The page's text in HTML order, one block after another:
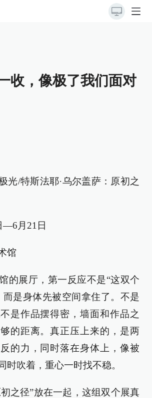
收，像极了我们面对
光/特斯法耶·乌尔盖萨：原初之
—6月21日
馆
的展厅，第一反应不是“这双个
而是身体先被空间拿住了。不是
是作品摆得密，墙面和作品之
的距离。真正压上来的，是两
的力，同时落在身体上，像被
时吹着，重心一时找不稳。
之径”放在一起，这组双个展真